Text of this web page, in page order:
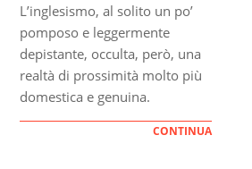
L’inglesismo, al solito un po’
pomposo e leggermente
depistante, occulta, però, una
realtà di prossimità molto più
domestica e genuina.
CONTINUA